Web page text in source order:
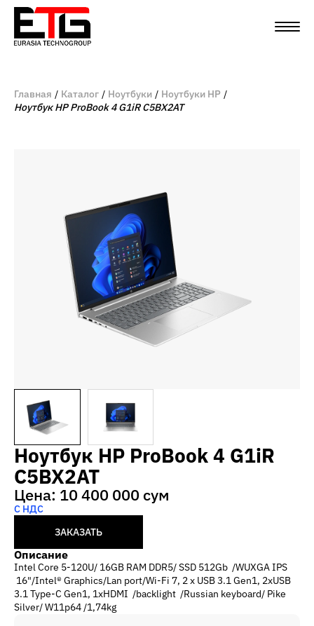
Главная Каталог Ноутбуки
Ноутбуки HP
Ноутбук HP ProBook 4 G1iR C5BX2AT
Ноутбук HP ProBook 4 G1iR
C5BX2AT
Цена: 10 400 000 сум
С НДС
ЗАКАЗАТЬ
Описание
Intel Core 5-120U/ 16GB RAM DDR5/ SSD 512Gb /WUXGA IPS
16"/Intel® Graphics/Lan port/Wi-Fi 7, 2 x USB 3.1 Gen1, 2xUSB
3.1 Type-C Gen1, 1xHDMI /backlight /Russian keyboard/ Pike
Silver/ W11p64 /1,74kg